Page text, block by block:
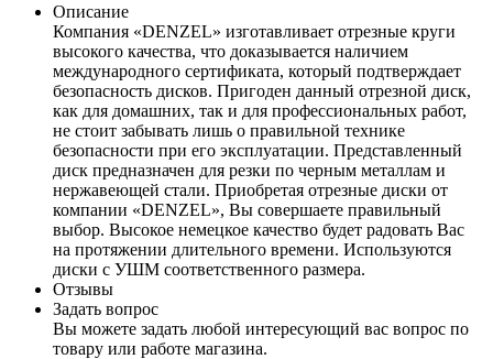
Описание
Компания «DENZEL» изготавливает отрезные круги
высокого качества, что доказывается наличием
международного сертификата, который подтверждает
безопасность дисков. Пригоден данный отрезной диск,
как для домашних, так и для профессиональных работ,
не стоит забывать лишь о правильной технике
безопасности при его эксплуатации. Представленный
диск предназначен для резки по черным металлам и
нержавеющей стали. Приобретая отрезные диски от
компании «DENZEL», Вы совершаете правильный
выбор. Высокое немецкое качество будет радовать Вас
на протяжении длительного времени. Используются
диски с УШМ соответственного размера.
Отзывы
Задать вопрос
Вы можете задать любой интересующий вас вопрос по
товару или работе магазина.